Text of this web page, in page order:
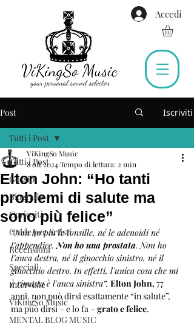
Accedi
Post Iscriviti
Tutti i Post
Gossip
Biografie
Curiosità
Guide per Artisti
Recensioni
Speciali
Interviste
ViKingSo Music
MENTAL BLOG MUSIC
Tutti i Post
Elton John: “Ho tanti
problemi di salute ma
sono più felice”
ViKingSo Music
8 ott 2024Tempo di lettura: 2 min
“Non ho più le tonsille, né le adenoidi né
l’appendice. Non ho una prostata. Non ho
l’anca destra, né il ginocchio sinistro, né il
ginocchio destro. In effetti, l'unica cosa che mi
è rimasta è l'anca sinistra”. Elton John, 77
anni, non può dirsi esattamente “in salute”,
ma può dirsi – e lo fa – grato e felice.